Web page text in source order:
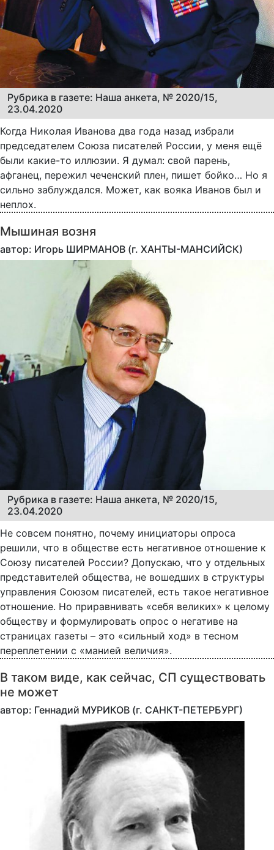
Рубрика в газете: Наша анкета, № 2020/15,
23.04.2020
Когда Николая Иванова два года назад избрали
председателем Союза писателей России, у меня ещё
были какие-то иллюзии. Я думал: свой парень,
афганец, пережил чеченский плен, пишет бойко… Но я
сильно заблуждался. Может, как вояка Иванов был и
неплох.
Мышиная возня
автор: Игорь ШИРМАНОВ (г. ХАНТЫ-МАНСИЙСК)
Рубрика в газете: Наша анкета, № 2020/15,
23.04.2020
Не совсем понятно, почему инициаторы опроса
решили, что в обществе есть негативное отношение к
Союзу писателей России? Допускаю, что у отдельных
представителей общества, не вошедших в структуры
управления Союзом писателей, есть такое негативное
отношение. Но приравнивать «себя великих» к целому
обществу и формулировать опрос о негативе на
страницах газеты – это «сильный ход» в тесном
переплетении с «манией величия».
В таком виде, как сейчас, СП существовать
не может
автор: Геннадий МУРИКОВ (г. САНКТ-ПЕТЕРБУРГ)